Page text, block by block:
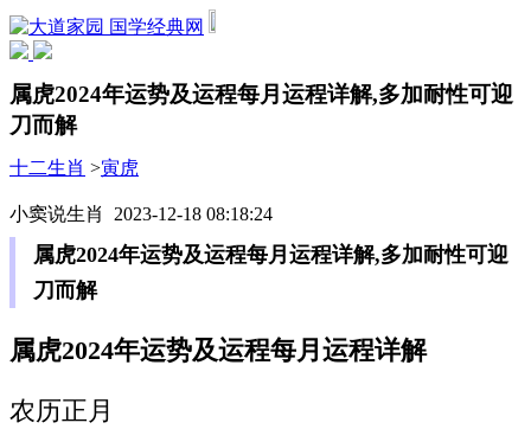
国学经典网
属虎2024年运势及运程每月运程详解,多加耐性可迎
刀而解
十二生肖 >寅虎
小窦说生肖 2023-12-18 08:18:24
属虎2024年运势及运程每月运程详解,多加耐性可迎
刀而解
属虎2024年运势及运程每月运程详解
农历正月